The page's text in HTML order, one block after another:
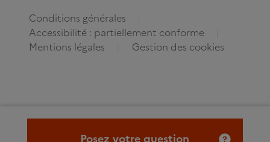
Posez votre question
Conditions générales
Accessibilité : partiellement conforme
Mentions légales
Gestion des cookies